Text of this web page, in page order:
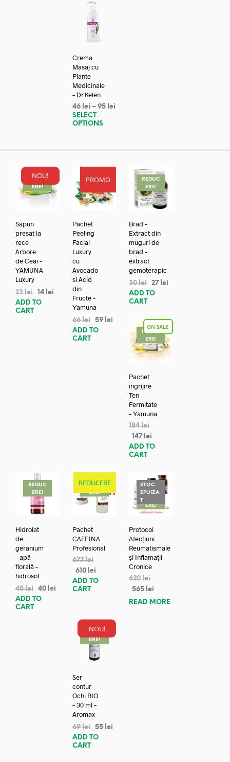
Crema
Masaj cu
Plante
Medicinale
– Dr.Kelen
46 lei – 95 lei
SELECT
OPTIONS
NOU!
REDUC
ERE!
Sapun
presat la
rece
Arbore
de Ceai –
YAMUNA
Luxury
23lei 14 lei
ADD TO
CART
PROMO
REDUC
Pachet
Peeling
Facial
Luxury
cu
Avocado
si Acid
din
Fructe –
Yamuna
66lei 59 lei
ADD TO
CART
REDUC
ERE!
Brad –
Extract din
muguri de
brad –
extract
gemoterapic
30lei 27 lei
ADD TO
CART
REDUC
ERE!
Pachet
ingrijire
Ten
Fermitate
– Yamuna
184lei
147 lei
ADD TO
CART
REDUC
ERE!
Hidrolat
de
geranium
– apă
florală –
hidrosol
45lei 40 lei
ADD TO
CART
REDUCERE
REDUC
ERE!
Pachet
CAFEINA
Profesional
677lei
610 lei
ADD TO
CART
STOC
EPUIZA
TREDUC
ERE!
Protocol
Afecțiuni
Reumatismale
și Inflamații
Cronice
620lei
565 lei
READ MORE
NOU!
REDUC
ERE!
Ser
contur
Ochi BIO
– 30 ml –
Aromax
69lei 55 lei
ADD TO
CART